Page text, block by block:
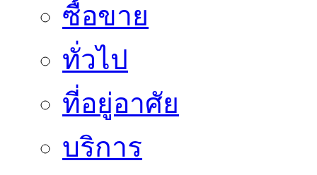
ซื้อขาย
ทั่วไป
ที่อยู่อาศัย
บริการ